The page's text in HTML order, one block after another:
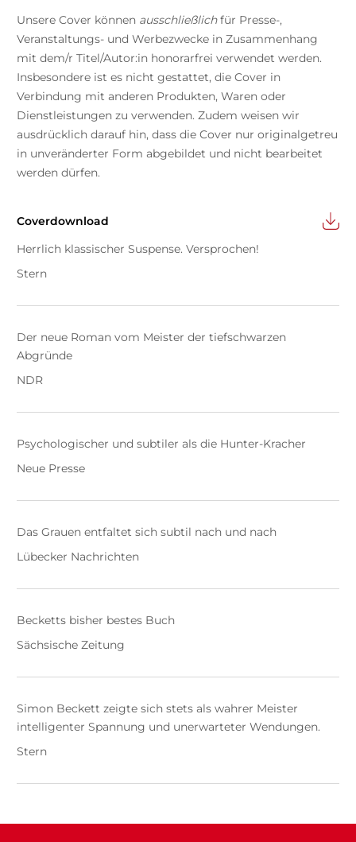
Unsere Cover können ausschließlichfür Presse-,
Veranstaltungs- und Werbezwecke in Zusammenhang
mit dem/r Titel/Autor:in honorarfrei verwendet werden.
Insbesondere ist es nicht gestattet, die Cover in
Verbindung mit anderen Produkten, Waren oder
Dienstleistungen zu verwenden. Zudem weisen wir
ausdrücklich darauf hin, dass die Cover nur originalgetreu
in unveränderter Form abgebildet und nicht bearbeitet
werden dürfen.
Coverdownload
Herrlich klassischer Suspense. Versprochen!
Stern
Der neue Roman vom Meister der tiefschwarzen
Abgründe
NDR
Psychologischer und subtiler als die Hunter-Kracher
Neue Presse
Das Grauen entfaltet sich subtil nach und nach
Lübecker Nachrichten
Becketts bisher bestes Buch
Sächsische Zeitung
Simon Beckett zeigte sich stets als wahrer Meister
intelligenter Spannung und unerwarteter Wendungen.
Stern